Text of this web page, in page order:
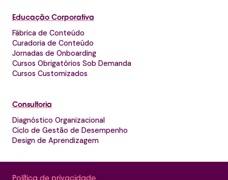
Educação Corporativa
Fábrica de Conteúdo
Curadoria de Conteúdo
Jornadas de Onboarding
Cursos Obrigatórios Sob Demanda
Cursos Customizados
Consultoria
Diagnóstico Organizacional
Ciclo de Gestão de Desempenho
Design de Aprendizagem